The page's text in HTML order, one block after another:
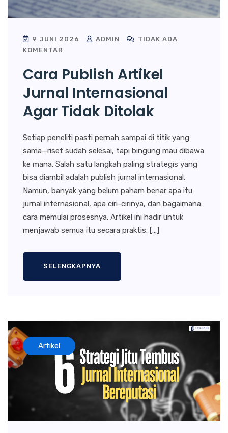
9 JUNI 2026 ADMIN
TIDAK ADA
KOMENTAR
Cara Publish Artikel
Jurnal Internasional
Agar Tidak Ditolak
Setiap peneliti pasti pernah sampai di titik yang
sama—riset sudah selesai, tapi bingung mau dibawa
ke mana. Salah satu langkah paling strategis yang
bisa diambil adalah publish jurnal internasional.
Namun, banyak yang belum paham benar apa itu
jurnal internasional, apa ciri-cirinya, dan bagaimana
cara memulai prosesnya. Artikel ini hadir untuk
menjawab semua itu secara praktis. […]
SELENGKAPNYA
Artikel